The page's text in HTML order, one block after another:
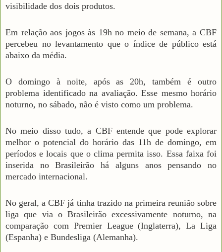
visibilidade dos dois produtos.
Em relação aos jogos às 19h no meio de semana, a CBF
percebeu no levantamento que o índice de público está
abaixo da média.
O domingo à noite, após as 20h, também é outro
problema identificado na avaliação. Esse mesmo horário
noturno, no sábado, não é visto como um problema.
No meio disso tudo, a CBF entende que pode explorar
melhor o potencial do horário das 11h de domingo, em
períodos e locais que o clima permita isso. Essa faixa foi
inserida no Brasileirão há alguns anos pensando no
mercado internacional.
No geral, a CBF já tinha trazido na primeira reunião sobre
liga que via o Brasileirão excessivamente noturno, na
comparação com Premier League (Inglaterra), La Liga
(Espanha) e Bundesliga (Alemanha).